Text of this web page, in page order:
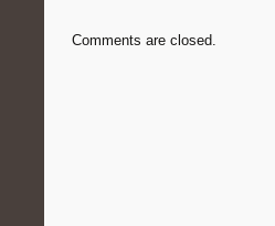
Comments are closed.